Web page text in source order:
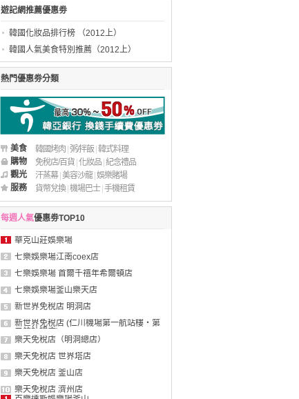
遊記網推薦優惠劵
韓國化妝品排行榜 （2012上）
韓國人氣美食特別推薦（2012上）
熱門優惠劵分類
美食 韓國烤肉 粥/拌飯 韓式料理
購物
免稅店/百貨 化妝品 紀念禮品
觀光
汗蒸幕| 美容沙龍| 娛樂賭場
服務
貨幣兌換| 機場巴士| 手機租賃
每週人氣優惠劵TOP10
華克山莊娛樂場
七樂娛樂場江南coex店
七樂娛樂場 首爾千禧年希爾頓店
七樂娛樂場釜山樂天店
新世界免稅店 明洞店
新世界免稅店 (仁川機場第一航站樓・第
二航站樓店)
樂天免稅店（明洞總店）
樂天免稅店 世界塔店
樂天免稅店 釜山店
樂天免稅店 濟州店